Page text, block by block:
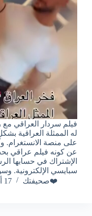
فيلم سردار العراقي
له الممثلة العراقية
على منصة الانستغرام.
عن كونه فيلم عراقي
الإشتراك في حسابها
سبايسي الإلكترونية.
❤️صحيفتك
17 أغسطس، 2025